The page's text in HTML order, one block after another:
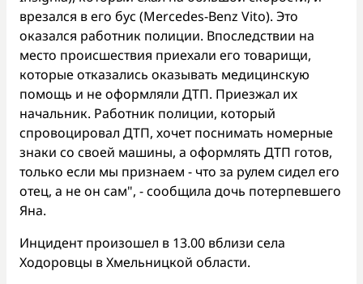
врезался в его бус (Mercedes-Benz Vito). Это
оказался работник полиции. Впоследствии на
место происшествия приехали его товарищи,
которые отказались оказывать медицинскую
помощь и не оформляли ДТП. Приезжал их
начальник. Работник полиции, который
спровоцировал ДТП, хочет поснимать номерные
знаки со своей машины, а оформлять ДТП готов,
только если мы признаем - что за рулем сидел его
отец, а не он сам", - сообщила дочь потерпевшего
Яна.
Инцидент произошел в 13.00 вблизи села
Ходоровцы в Хмельницкой области.